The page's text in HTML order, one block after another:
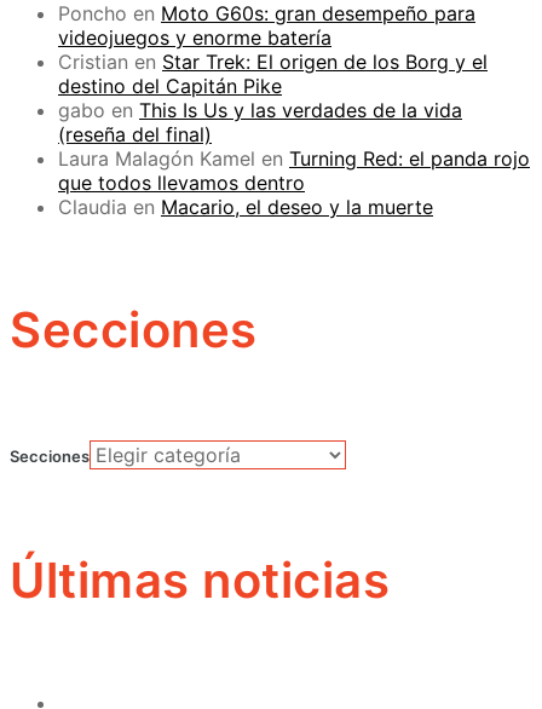
Poncho en Moto G60s: gran desempeño para
videojuegos y enorme batería
Cristian en Star Trek: El origen de los Borg y el
destino del Capitán Pike
gabo en This Is Us y las verdades de la vida
(reseña del final)
Laura Malagón Kamel en Turning Red: el panda rojo
que todos llevamos dentro
Claudia en Macario, el deseo y la muerte
Secciones
Secciones
Últimas noticias